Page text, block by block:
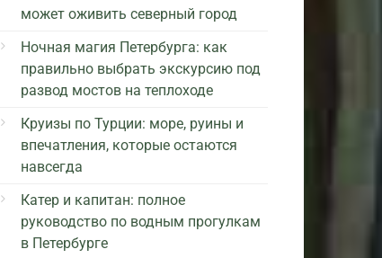
может оживить северный город
Ночная магия Петербурга: как
правильно выбрать экскурсию под
развод мостов на теплоходе
Круизы по Турции: море, руины и
впечатления, которые остаются
навсегда
Катер и капитан: полное
руководство по водным прогулкам
в Петербурге